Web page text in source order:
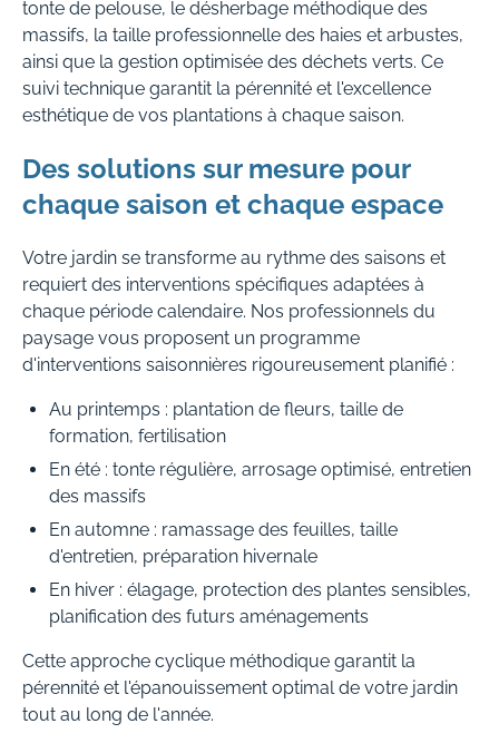
tonte de pelouse, le désherbage méthodique des
massifs, la taille professionnelle des haies et arbustes,
ainsi que la gestion optimisée des déchets verts. Ce
suivi technique garantit la pérennité et l'excellence
esthétique de vos plantations à chaque saison.
Des solutions sur mesure pour
chaque saison et chaque espace
Votre jardin se transforme au rythme des saisons et
requiert des interventions spécifiques adaptées à
chaque période calendaire. Nos professionnels du
paysage vous proposent un programme
d'interventions saisonnières rigoureusement planifié :
Au printemps : plantation de fleurs, taille de
formation, fertilisation
En été : tonte régulière, arrosage optimisé, entretien
des massifs
En automne : ramassage des feuilles, taille
d'entretien, préparation hivernale
En hiver : élagage, protection des plantes sensibles,
planification des futurs aménagements
Cette approche cyclique méthodique garantit la
pérennité et l'épanouissement optimal de votre jardin
tout au long de l'année.